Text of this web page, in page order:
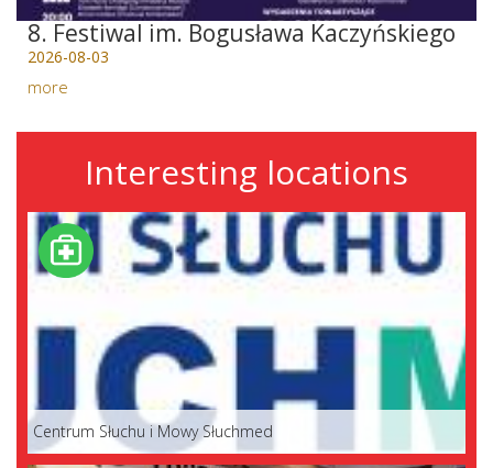
8. Festiwal im. Bogusława Kaczyńskiego
2026-08-03
more
Interesting locations
Centrum Słuchu i Mowy Słuchmed